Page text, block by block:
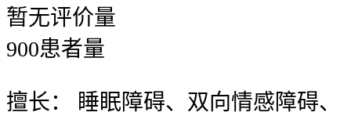
暂无评价量
900患者量
擅长：
睡眠障碍、双向情感障碍、